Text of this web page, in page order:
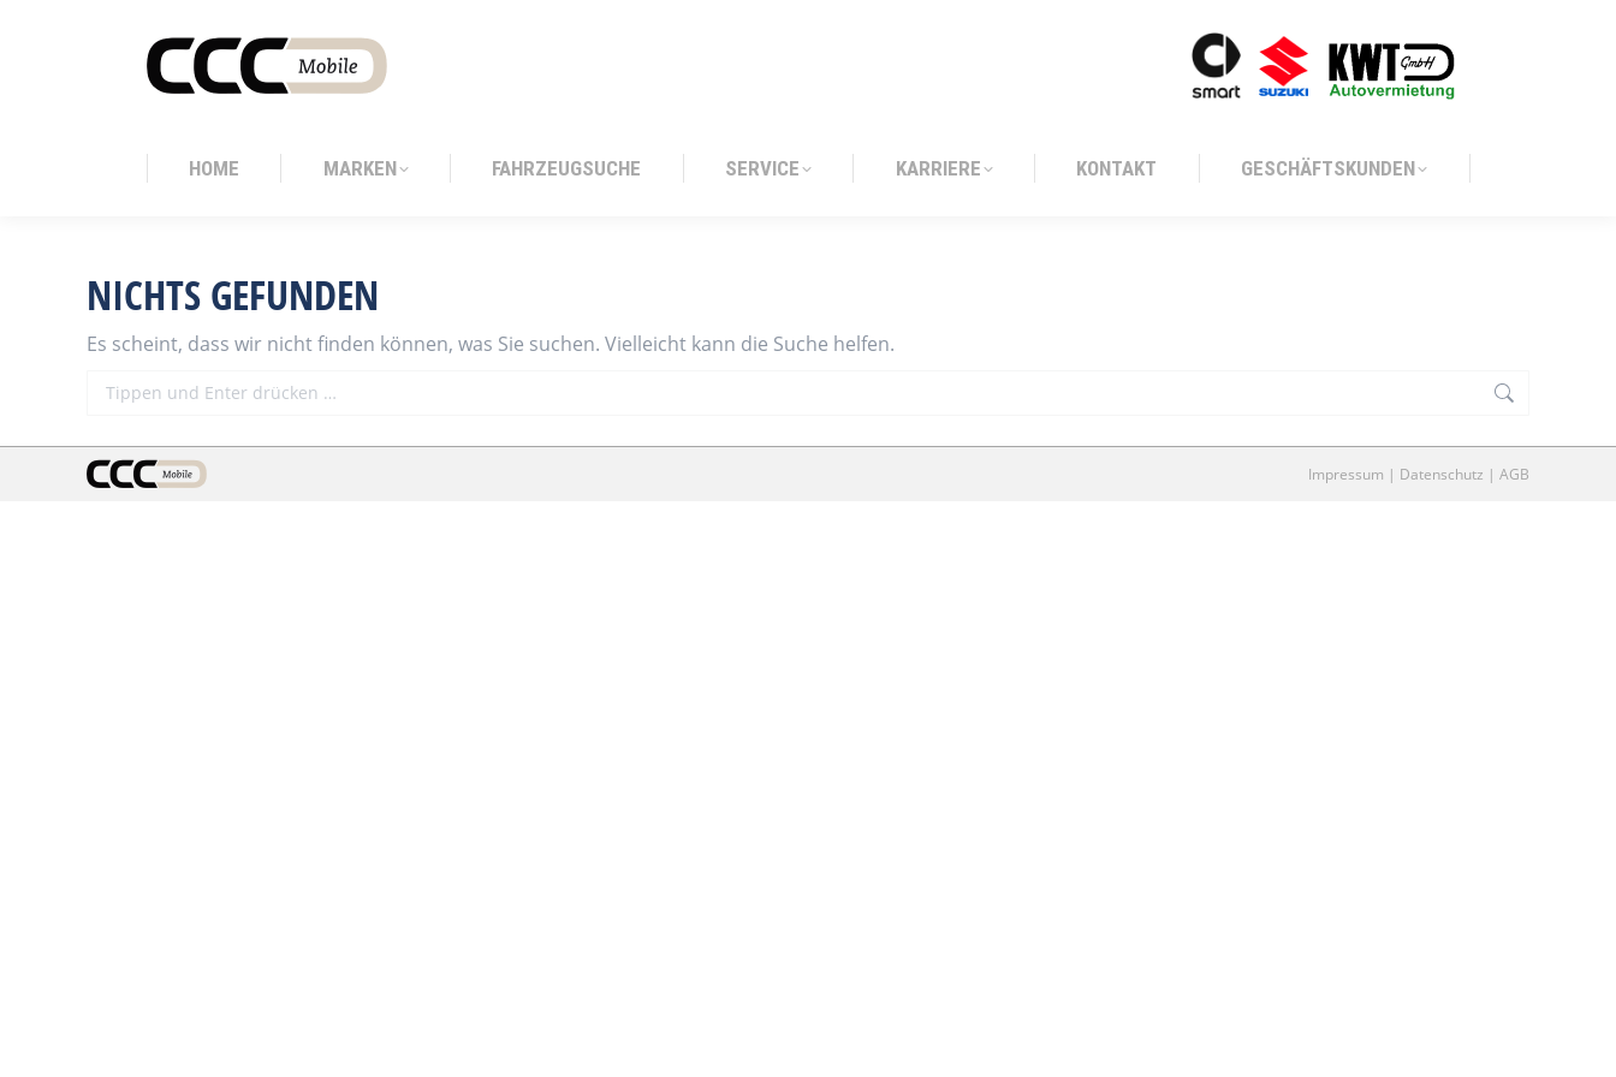
HOME MARKEN FAHRZEUGSUCHE SERVICE KARRIERE KONTAKT GESCHÄFTSKUNDEN
NICHTS GEFUNDEN
Es scheint, dass wir nicht finden können, was Sie suchen. Vielleicht kann die Suche helfen.
Search:
Impressum | Datenschutz | AGB
HOME MARKEN GESCHÄFTSKUNDEN